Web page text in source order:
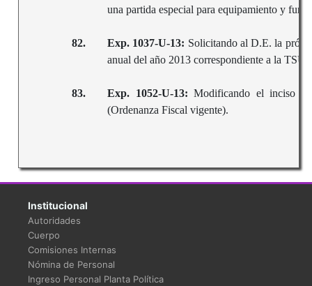
una partida especial para equipamiento y
82. Exp. 1037-U-13: Solicitando al D.E. la
anual del año 2013 correspondiente a la TSU.
83. Exp. 1052-U-13:Modificando el inciso
(Ordenanza Fiscal vigente).
Institucional
Autoridades
Cuerpo
Comisiones Internas
Nómina de Personal
Ingreso Personal Planta Política